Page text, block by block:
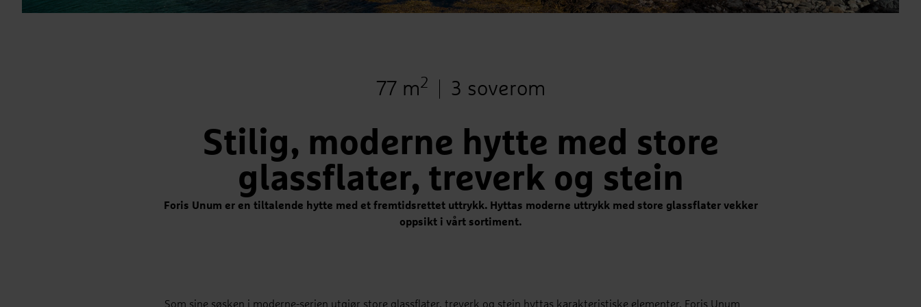
Bruksareal
77 m2 Antall soverom
3 soverom
Stilig, moderne hytte med store
glassflater, treverk og stein
Foris Unum er en tiltalende hytte med et fremtidsrettet uttrykk. Hyttas moderne uttrykk med store glassflater vekker
oppsikt i vårt sortiment.
Som sine søsken i moderne-serien utgjør store glassflater, treverk og stein hyttas karakteristiske elementer. Foris Unum